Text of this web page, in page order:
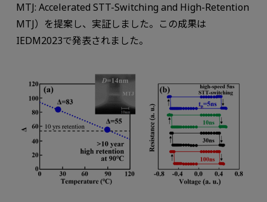
MTJ: Accelerated STT-Switching and High-Retention
MTJ）を提案し、実証しました。この成果は
IEDM2023で発表されました。